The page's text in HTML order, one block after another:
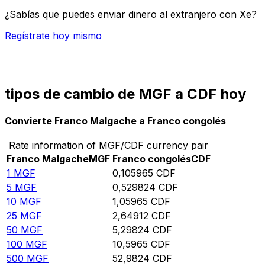
¿Sabías que puedes enviar dinero al extranjero con Xe?
Regístrate hoy mismo
tipos de cambio de MGF a CDF hoy
Convierte Franco Malgache a Franco congolés
Rate information of MGF/CDF currency pair
Franco MalgacheMGF Franco congolésCDF
1 MGF 0,105965 CDF
5 MGF 0,529824 CDF
10 MGF 1,05965 CDF
25 MGF 2,64912 CDF
50 MGF 5,29824 CDF
100 MGF 10,5965 CDF
500 MGF 52,9824 CDF